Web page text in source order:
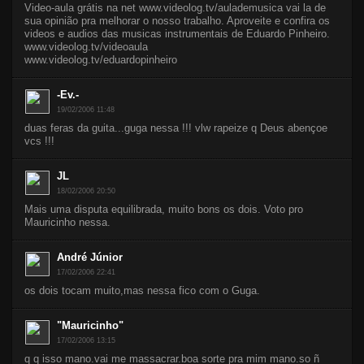
Video-aula grátis na net www.videolog.tv/aulademusica vai la de
sua opinião pra melhorar o nosso trabalho. Aproveite e confira os
videos e audios das musicas instrumentais de Eduardo Pinheiro.
www.videolog.tv/videoaula
www.videolog.tv/eduardopinheiro
-Ev.-
19/02/2006 11:48
duas feras da guita...guga nessa !!! vlw rapeize q Deus abençoe
vcs !!!
JL
18/02/2006 20:50
Mais uma disputa equilibrada, muito bons os dois. Voto pro
Mauricinho nessa.
André Júnior
17/02/2006 22:41
os dois tocam muito,mas nessa fico com o Guga.
"Mauricinho"
17/02/2006 13:15
q q isso mano.vai me massacrar.boa sorte pra mim mano.so ñ